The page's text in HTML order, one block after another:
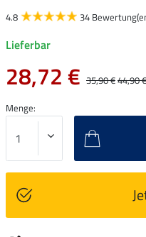
4.8 34
Lieferbar
28,72 € 35,90 €44,90 €
Menge: